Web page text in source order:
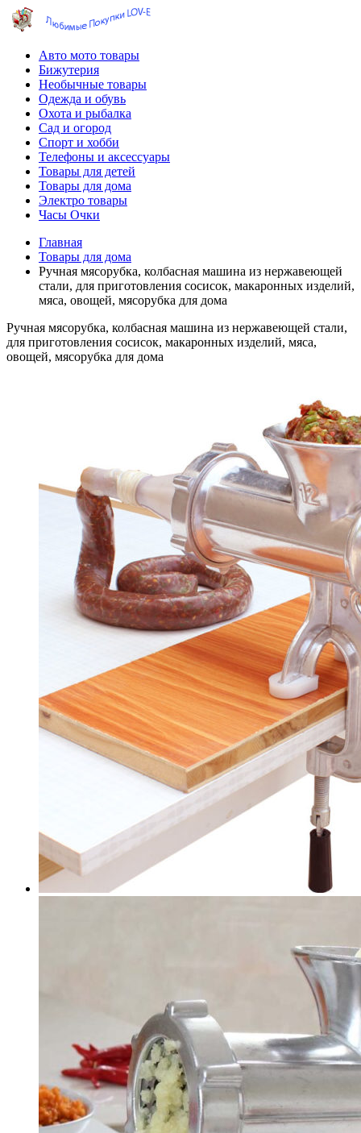
Авто мото товары
Бижутерия
Необычные товары
Одежда и обувь
Охота и рыбалка
Сад и огород
Спорт и хобби
Телефоны и аксессуары
Товары для детей
Товары для дома
Электро товары
Часы Очки
Главная
Товары для дома
Ручная мясорубка, колбасная машина из нержавеющей
стали, для приготовления сосисок, макаронных изделий,
мяса, овощей, мясорубка для дома
Ручная мясорубка, колбасная машина из нержавеющей стали,
для приготовления сосисок, макаронных изделий, мяса,
овощей, мясорубка для дома